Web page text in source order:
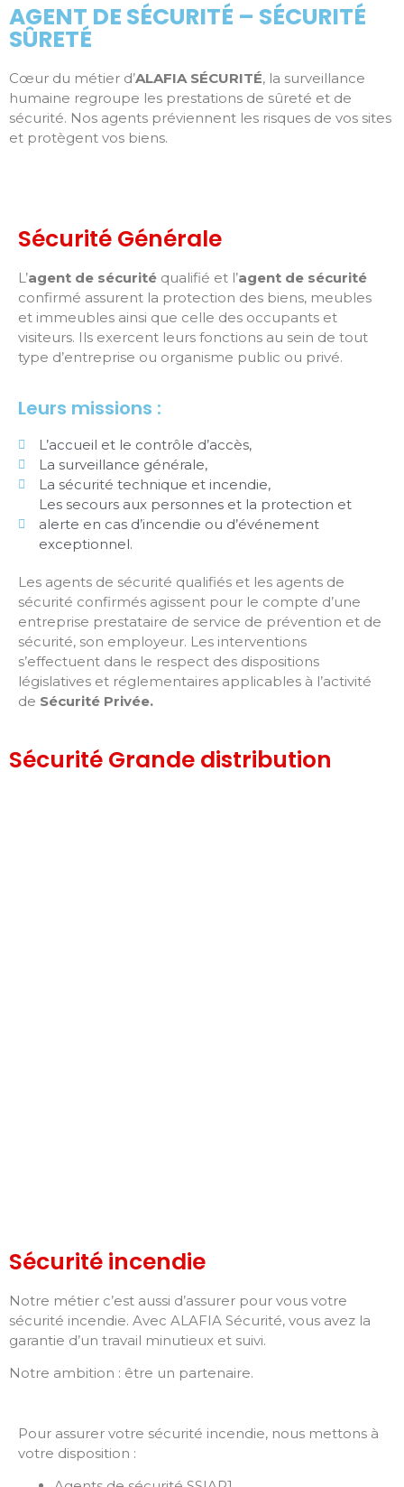
AGENT DE SÉCURITÉ – SÉCURITÉ
SÛRETÉ
Cœur du métier d’ALAFIA SÉCURITÉ, la surveillance
humaine regroupe les prestations de sûreté et de
sécurité. Nos agents préviennent les risques de vos sites
et protègent vos biens.
Sécurité Générale
L’agent de sécurité qualifié et l’agent de sécurité
confirmé assurent la protection des biens, meubles
et immeubles ainsi que celle des occupants et
visiteurs. Ils exercent leurs fonctions au sein de tout
type d’entreprise ou organisme public ou privé.
Leurs missions :
L’accueil et le contrôle d’accès,
La surveillance générale,
La sécurité technique et incendie,
Les secours aux personnes et la protection et
alerte en cas d’incendie ou d’événement
exceptionnel.
Les agents de sécurité qualifiés et les agents de
sécurité confirmés agissent pour le compte d’une
entreprise prestataire de service de prévention et de
sécurité, son employeur. Les interventions
s’effectuent dans le respect des dispositions
législatives et réglementaires applicables à l’activité
de Sécurité Privée.
Sécurité Grande distribution
Sécurité incendie
Notre métier c’est aussi d’assurer pour vous votre
sécurité incendie. Avec ALAFIA Sécurité, vous avez la
garantie d’un travail minutieux et suivi.
Notre ambition : être un partenaire.
Pour assurer votre sécurité incendie, nous mettons à
votre disposition :